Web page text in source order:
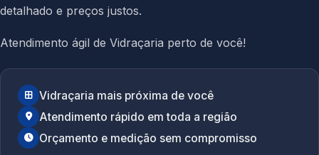
detalhado e preços justos.
Atendimento ágil de Vidraçaria perto de você!
Vidraçaria mais próxima de você
Atendimento rápido em toda a região
Orçamento e medição sem compromisso